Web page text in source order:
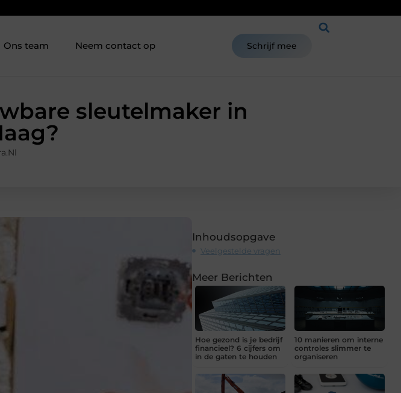
Ons team Neem contact op Schrijf mee
sleutelmaker in
Inhoudsopgave
Veelgestelde vragen
Meer Berichten
Hoe gezond is je bedrijf
financieel? 6 cijfers om
in de gaten te houden
10 manieren om interne
controles slimmer te
organiseren